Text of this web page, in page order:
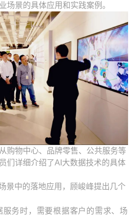
场景的具体应用和实践案例。
购物中心、品牌零售、公共服务等
们详细介绍了AI大数据技术的具体
景中的落地应用，顾峻峰提出几个
服务时，需要根据客户的需求、场